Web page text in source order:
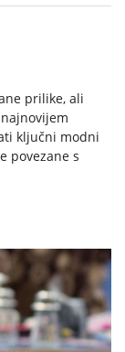
prilike, ali
ključni modni
povezane s